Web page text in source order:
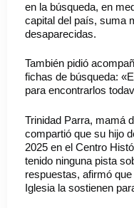
en la búsqueda, en
capital del país, suma
desaparecidas.
También pidió
fichas de búsqueda:
para encontrarlos
Trinidad Parra, mamá
compartió que su hijo
2025 en el Centro
tenido ninguna pista
respuestas, afirmó
Iglesia la sostienen